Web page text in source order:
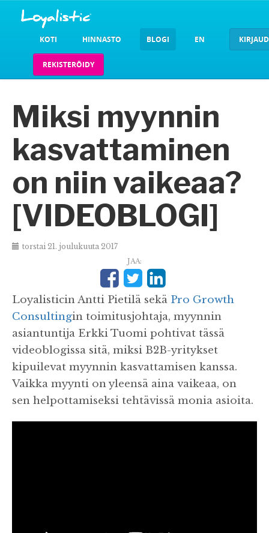
KOTI HINNASTO BLOGI EN
REKISTERÖIDY
Miksi myynnin
kasvattaminen
on niin vaikeaa?
[VIDEOBLOGI]
torstai 21. joulukuuta 2017
JAA:
Loyalisticin Antti Pietilä sekä Pro Growth
Consultingin toimitusjohtaja, myynnin
asiantuntija Erkki Tuomi pohtivat tässä
videoblogissa sitä, miksi B2B-yritykset
kipuilevat myynnin kasvattamisen kanssa.
Vaikka myynti on yleensä aina vaikeaa, on
sen helpottamiseksi tehtävissä monia asioita.